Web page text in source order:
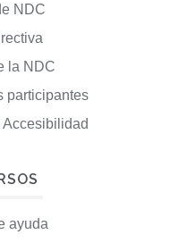
NDC
la NDC
participantes
ayuda